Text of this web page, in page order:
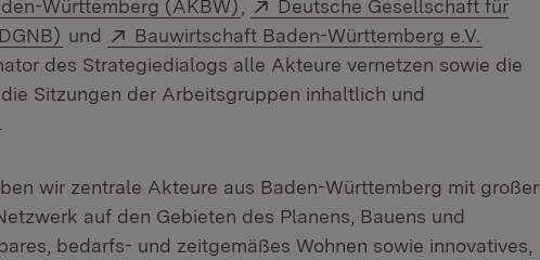
Württemberg (AKBW)
Deutsche Gesellschaft für
(Öffnet in neuem Fenster)
und Extern:
Bauwirtschaft Baden-Württemberg e.V.
des Strategiedialogs alle Akteure vernetzen sowie die
Sitzungen der Arbeitsgruppen inhaltlich und
wir zentrale Akteure aus Baden-Württemberg mit großer
auf den Gebieten des Planens, Bauens und
bedarfs- und zeitgemäßes Wohnen sowie innovatives,